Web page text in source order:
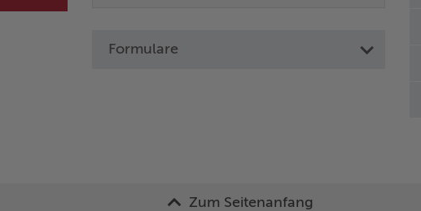
Formulare
Zum Seitenanfang